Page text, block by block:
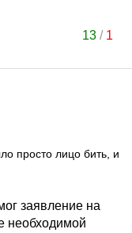
13 / 1
просто лицо бить, и
заявление на
необходимой